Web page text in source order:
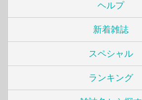
ヘルプ
新着雑誌
スペシャル
ランキング